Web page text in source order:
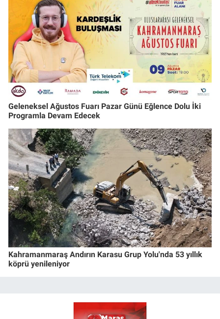
Geleneksel Ağustos Fuarı Pazar Günü Eğlence Dolu İki
Programla Devam Edecek
Kahramanmaraş Andırın Karasu Grup Yolu'nda 53 yıllık
köprü yenileniyor